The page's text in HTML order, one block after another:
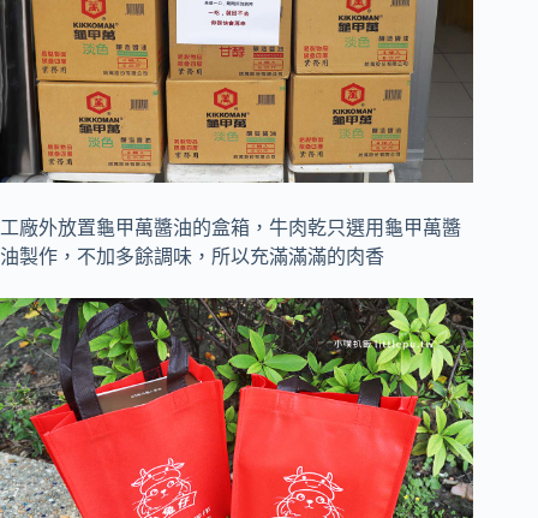
工廠外放置龜甲萬醬油的盒箱，牛肉乾只選用龜甲萬醬
油製作，不加多餘調味，所以充滿滿滿的肉香